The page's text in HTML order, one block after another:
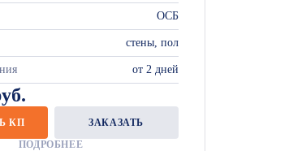
ОСБ
стены, пол
от 2 дней
КП
ЗАКАЗАТЬ
ПОДРОБНЕЕ